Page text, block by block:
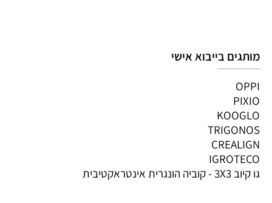
מותגים בייבוא אישי
OPPI
PIXIO
KOOGLO
TRIGONOS
CREALIGN
IGROTECO
גו קיוב 3X3 - קוביה הונגרית אינטראקטיבית